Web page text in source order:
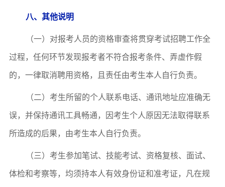
八、其他说明
（一）对报考人员的资格审查将贯穿考试招聘工作全
过程，任何环节发现报考者不符合报考条件、弄虚作假
的，一律取消聘用资格，且责任由考生本人自行负责。
（二）考生所留的个人联系电话、通讯地址应准确无
误，并保持通讯工具畅通，因考生个人原因无法取得联系
所造成的后果，由考生本人自行负责。
（三）考生参加笔试、技能考试、资格复核、面试、
体检和考察等，均须持本人有效身份证和准考证，凡在规